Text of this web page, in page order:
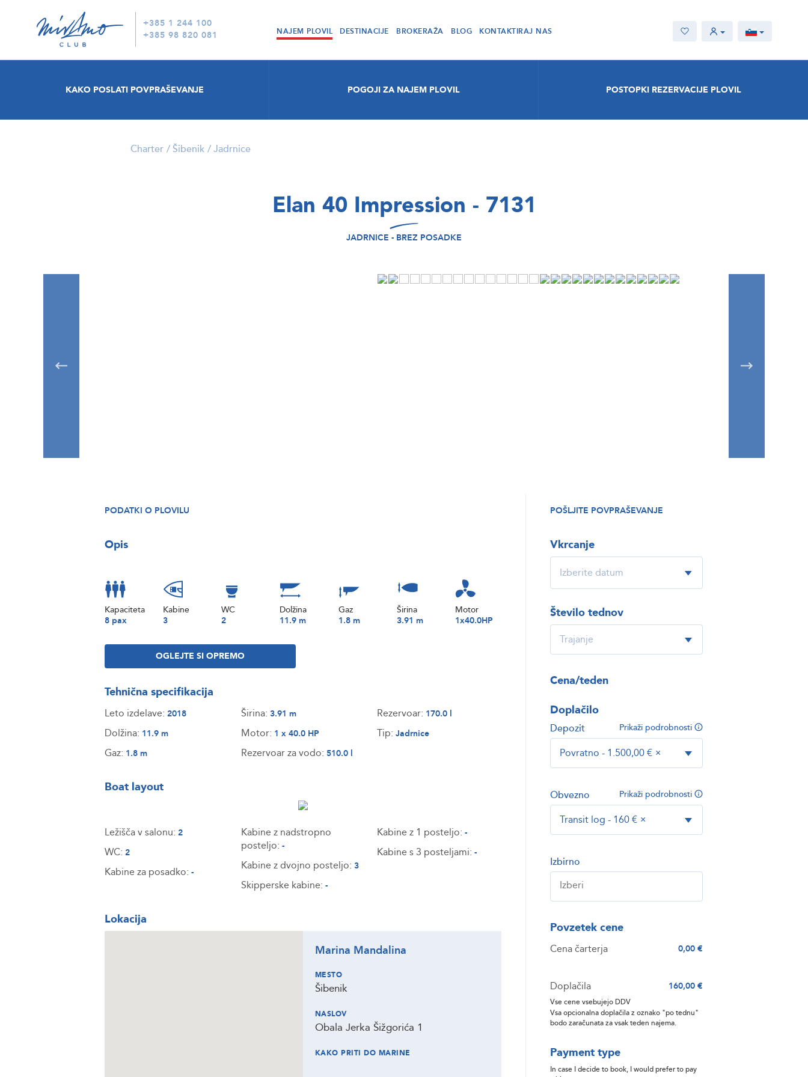
+385 1 244 100
+385 98 820 081
NAJEM PLOVIL DESTINACIJE BROKERAŽA BLOG KONTAKTIRAJ NAS
KAKO POSLATI POVPRAŠEVANJE POGOJI ZA NAJEM PLOVIL POSTOPKI REZERVACIJE PLOVIL
Charter Šibenik Jadrnice
Elan 40 Impression - 7131
JADRNICE - BREZ POSADKE
PODATKI O PLOVILU
Opis
Kapaciteta
8 pax
Kabine
3
WC
2
Dolžina
11.9 m
Gaz
1.8 m
Širina
3.91 m
Motor
1x40.0HP
OGLEJTE SI OPREMO
Tehnična specifikacija
Leto izdelave: 2018
Dolžina: 11.9 m
Gaz: 1.8 m
Širina: 3.91 m
Motor: 1 x 40.0 HP
Rezervoar za vodo: 510.0 l
Rezervoar: 170.0 l
Tip:Jadrnice
Boat layout
Ležišča v salonu: 2
WC: 2
Kabine za posadko: -
Kabine z nadstropno
posteljo: -
Kabine z dvojno posteljo: 3
Skipperske kabine: -
Kabine z 1 posteljo:-
Kabine s 3 posteljami:-
Lokacija
Marina Mandalina
MESTO
Šibenik
NASLOV
Obala Jerka Šižgorića 1
KAKO PRITI DO MARINE
POŠLJITE POVPRAŠEVANJE
Vkrcanje
Število tednov
Cena/teden
Doplačilo
Prikaži podrobnosti
Depozit
Povratno - 1.500,00 € ×
Prikaži podrobnosti
Obvezno
Transit log - 160 € ×
Izbirno
Povzetek cene
Cena čarterja 0,00 €
Doplačila 160,00 €
Vse cene vsebujejo DDV
Vsa opcionalna doplačila z oznako "po tednu"
bodo zaračunata za vsak teden najema.
Payment type
In case I decide to book, I would prefer to pay